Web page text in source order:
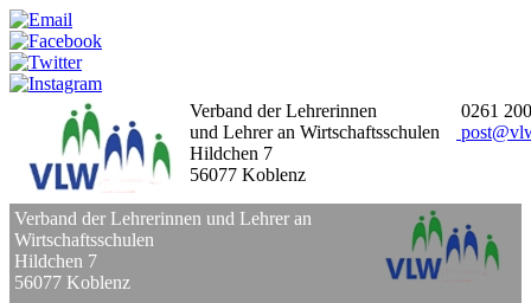
Verband der Lehrerinnen
und Lehrer an Wirtschaftsschulen
Hildchen 7
56077 Koblenz
0261
post@
Verband der Lehrerinnen und Lehrer an
Wirtschaftsschulen
Hildchen 7
56077 Koblenz